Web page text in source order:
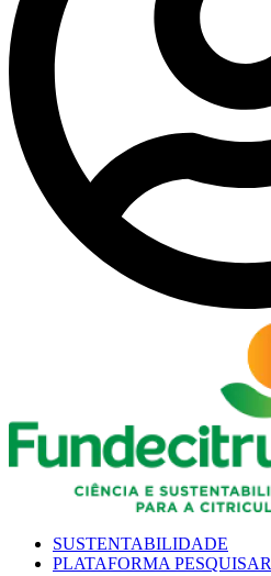
SUSTENTABILIDADE
PLATAFORMA PESQUISAR